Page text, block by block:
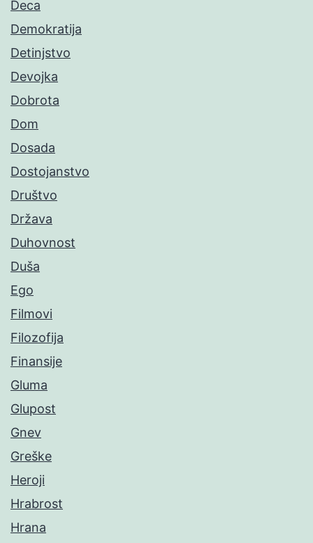
Deca
Demokratija
Detinjstvo
Devojka
Dobrota
Dom
Dosada
Dostojanstvo
Društvo
Država
Duhovnost
Duša
Ego
Filmovi
Filozofija
Finansije
Gluma
Glupost
Gnev
Greške
Heroji
Hrabrost
Hrana